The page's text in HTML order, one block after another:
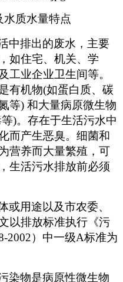
质水量特点
中排出的废水，主要
如住宅、机关、学
工业企业卫生间等。
有机物(如蛋白质、碳
等) 和大量病原微生物
)。存在于生活污水中
而产生恶臭。细菌和
营养而大量繁殖，可
生活污水排放前必须
或用途以及市农委、
以排放标准执行《污
2002）中一级A标准为
染物是病原性微生物